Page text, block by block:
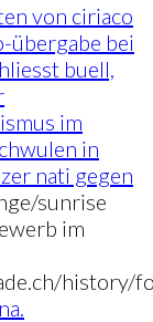
von ciriaco
übergabe bei
buell,
im
in
nati gegen
sunrise
im
history/